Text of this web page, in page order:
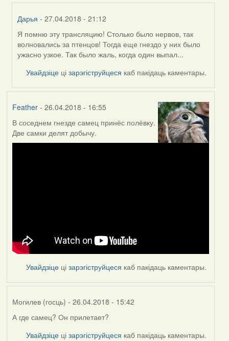
Дарья - 27.04.2018 - 21:12
In
reply
to
Могилев
(госць)
Я помню эту трансляцию! Столько было нервов, так
волновались за птенцов! Тогда еще гнездо у них было
ужасно узкое. Так было жаль, когда один выпал...
Увайдзіце цізарэгіструйцеся каб пакідаць каментары.
Feather- 26.04.2018 - 16:55
В соседнем гнезде самец принёс полёвку.
Две самки делят добычу.
Увайдзіце цізарэгіструйцеся каб пакідаць каментары.
Могилев (госць) - 26.04.2018 - 15:42
А где самец? Он прилетает?
Увайдзіце цізарэгіструйцеся каб пакідаць каментары.